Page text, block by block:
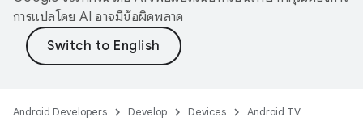
การแปลโดย AI อาจมีข้อผิดพลาด
Android Developers Develop Devices Android TV